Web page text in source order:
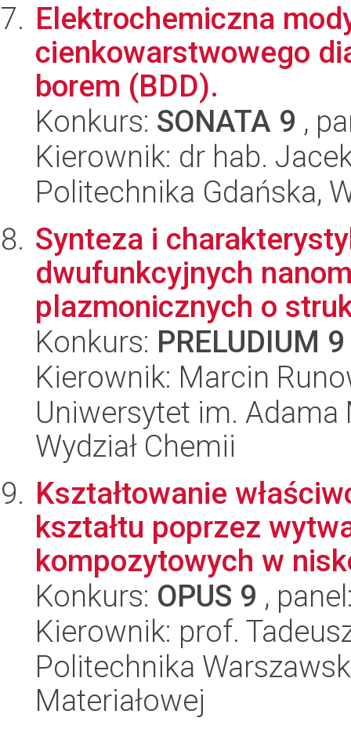
Elektrochemiczna
cienkowarstwowego
borem (BDD).
Konkurs: SONATA 9 ,
Kierownik: dr hab.
Politechnika Gdańska,
Synteza i
dwufunkcyjnych
plazmonicznych o
Konkurs: PRELUDIUM 9
Kierownik: Marcin
Uniwersytet im.
Wydział Chemii
Kształtowanie
kształtu poprzez
kompozytowych w
Konkurs: OPUS 9 ,
Kierownik: prof.
Politechnika
Materiałowej